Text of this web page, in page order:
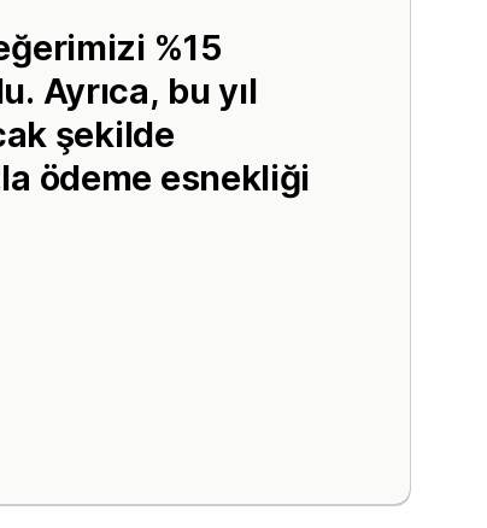
%15
Ayrıca, bu yıl
şekilde
ödeme esnekliği